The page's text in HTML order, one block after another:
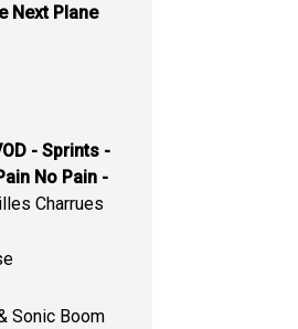
Next Plane
- Sprints -
No Pain -
Charrues
Sonic Boom